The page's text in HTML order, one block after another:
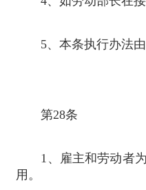
5、本条执行办法
第28条
1 、雇主和劳动者
用。